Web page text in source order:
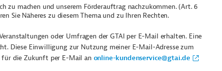
zu machen und unserem Förderauftrag nachzukommen. (Art. 6
Sie Näheres zu diesem Thema und zu Ihren Rechten.
oder Umfragen der GTAI per E-Mail erhalten. Eine
Diese Einwilligung zur Nutzung meiner E-Mail-Adresse zum
die Zukunft per E-Mail an online-kundenservice@gtai.de